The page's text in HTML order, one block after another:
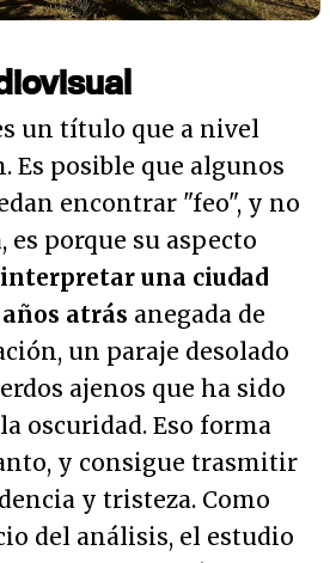
un título que a nivel
Es posible que algunos
encontrar "feo", y no
es porque su aspecto
una ciudad
atrás anegada de
un paraje desolado
ajenos que ha sido
oscuridad. Eso forma
y consigue trasmitir
y tristeza. Como
del análisis, el estudio